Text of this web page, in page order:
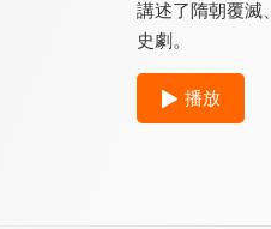
講述了隋朝覆滅
史劇。
播放